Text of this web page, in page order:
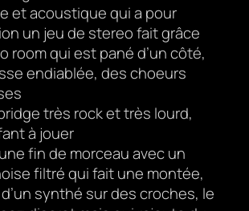
et acoustique qui a pour
un jeu de stereo fait grâce
room qui est pané d’un côté,
endiablée, des choeurs
très rock et très lourd,
à jouer
fin de morceau avec un
filtré qui fait une montée,
synthé sur des croches, le